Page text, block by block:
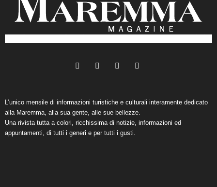
L’unico mensile di informazioni turistiche e culturali interamente dedicato
alla Maremma, alla sua gente, alle sue bellezze.
Una rivista tutta a colori, ricchissima di notizie, informazioni ed
appuntamenti, di tutti i generi e per tutti i gusti.